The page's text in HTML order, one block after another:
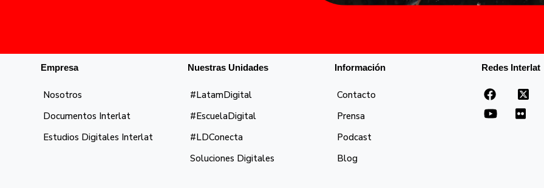
Empresa
Nosotros
Documentos Interlat
Estudios Digitales Interlat
Nuestras Unidades
#LatamDigital
#EscuelaDigital
#LDConecta
Soluciones Digitales
Información
Contacto
Prensa
Podcast
Blog
Redes Interlat